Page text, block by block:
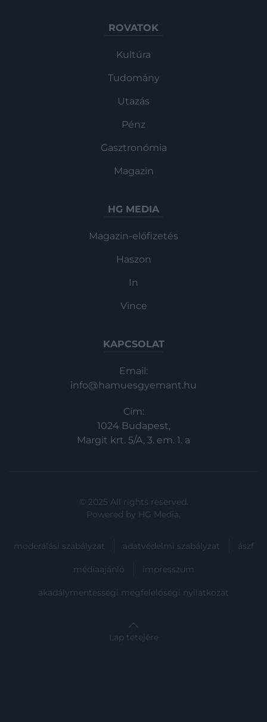
ROVATOK
Kultúra
Tudomány
Utazás
Pénz
Gasztronómia
Magazin
HG MEDIA
Magazin-előfizetés
Haszon
In
Vince
KAPCSOLAT
Email:
info@hamuesgyemant.hu
Cím:
1024 Budapest,
Margit krt. 5/A, 3. em. 1. a
© 2025 All rights reserved.
Powered by HG Media.
moderálási szabályzat adatvédelmi szabályzat ászf
médiaajánló impresszum
akadálymentességi megfelelőségi nyilatkozat
Lap tetejére